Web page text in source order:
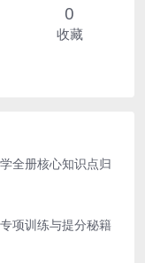
0
收藏
全册核心知识点归
项训练与提分秘籍